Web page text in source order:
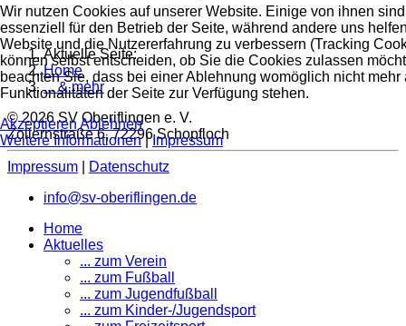
Aktuelle Seite:
Home
... & mehr
© 2026 SV Oberiflingen e. V.
Zollernstraße 6, 72296 Schopfloch
Impressum
Datenschutz
info@sv-oberiflingen.de
Home
Aktuelles
... zum Verein
... zum Fußball
... zum Jugendfußball
... zum Kinder-/Jugendsport
Wir nutzen Cookies auf unserer Website. Einige von ihnen sind
essenziell für den Betrieb der Seite, während andere uns
Website und die Nutzererfahrung zu verbessern (Tracking
können selbst entscheiden, ob Sie die Cookies zulassen
beachten Sie, dass bei einer Ablehnung womöglich nicht mehr
Funktionalitäten der Seite zur Verfügung stehen.
Akzeptieren Ablehnen
Weitere Informationen|Impressum